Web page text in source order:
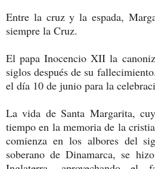
Entre la cruz y la espada,
siempre la Cruz.
El papa Inocencio XII la
siglos después de su
el día 10 de junio para la
La vida de Santa Margarita,
tiempo en la memoria de la
comienza en los albores del
soberano de Dinamarca, se